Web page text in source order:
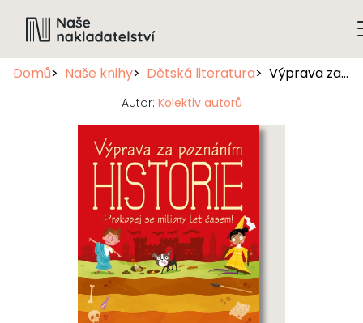
Domů Naše knihy Dětská literatura Výprava za poznáním: Historie
Autor: Kolektiv autorů